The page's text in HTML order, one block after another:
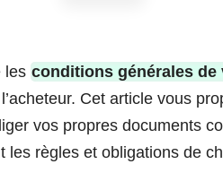
les conditions générales de
Cet article vous
vos propres documents
règles et obligations de